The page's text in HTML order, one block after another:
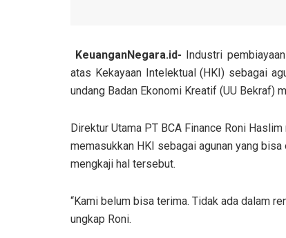
KeuanganNegara.id- Industri
atas Kekayaan Intelektual (HKI) sebagai
undang Badan Ekonomi Kreatif (UU Bekraf)
Direktur Utama PT BCA Finance Roni
memasukkan HKI sebagai agunan yang
mengkaji hal tersebut.
“Kami belum bisa terima. Tidak ada dalam
ungkap Roni.